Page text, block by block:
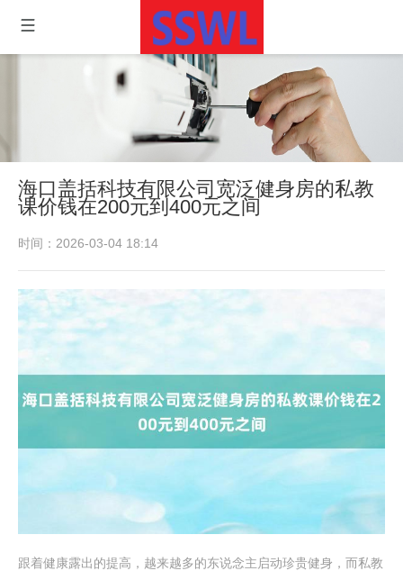
海口盖括科技有限公司宽泛健身房的私教
课价钱在200元到400元之间
时间：2026-03-04 18:14
跟着健康露出的提高，越来越多的东说念主启动珍贵健身，而私教